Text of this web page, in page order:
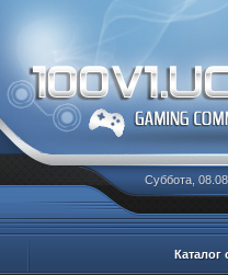
Суббота,
Каталог